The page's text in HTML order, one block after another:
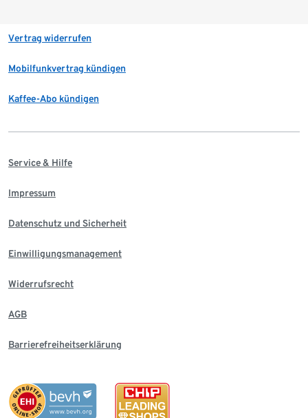
Vertrag widerrufen
Mobilfunkvertrag kündigen
Kaffee-Abo kündigen
Service & Hilfe
Impressum
Datenschutz und Sicherheit
Einwilligungsmanagement
Widerrufsrecht
AGB
Barrierefreiheitserklärung